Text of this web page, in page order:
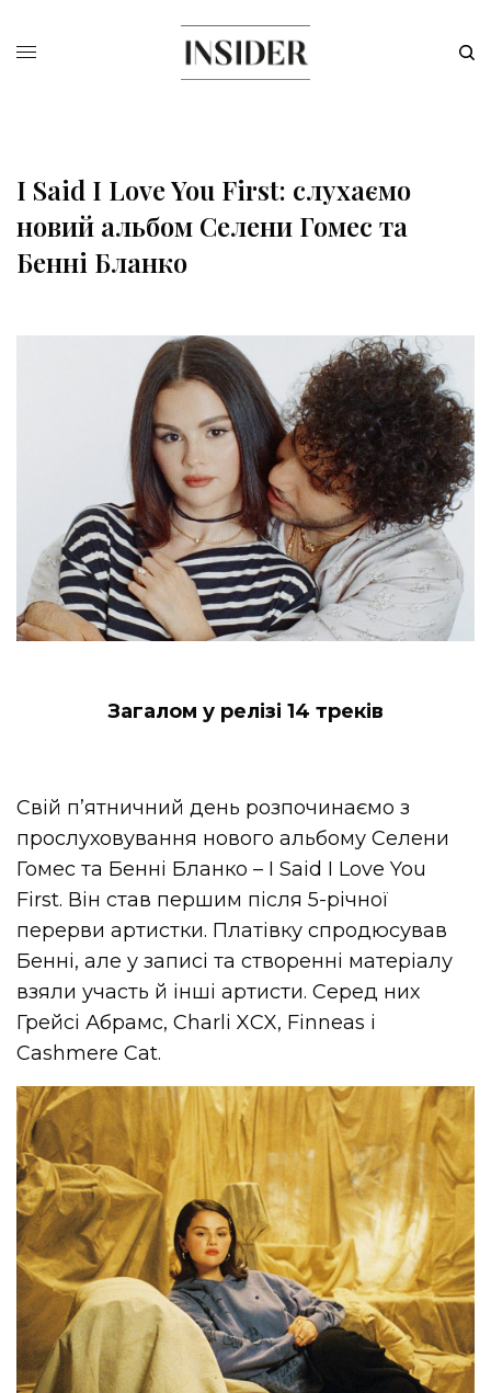
I Said I Love You First: слухаємо
новий альбом Селени Гомес та
Бенні Бланко
Загалом у релізі 14 треків
Свій п’ятничний день розпочинаємо з
прослуховування нового альбому Селени
Гомес та Бенні Бланко – I Said I Love You
First. Він став першим після 5-річної
перерви артистки. Платівку спродюсував
Бенні, але у записі та створенні матеріалу
взяли участь й інші артисти. Серед них
Грейсі Абрамс, Charli XCX, Finneas і
Cashmere Cat.